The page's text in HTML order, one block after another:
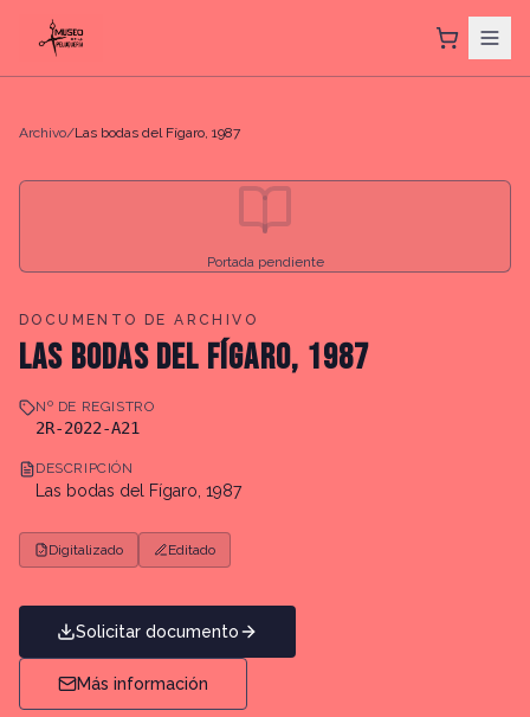
Archivo/Las bodas del Fígaro, 1987
Portada pendiente
DOCUMENTO DE ARCHIVO
LAS BODAS DEL FÍGARO, 1987
Nº DE REGISTRO
2R-2022-A21
DESCRIPCIÓN
Las bodas del Fígaro, 1987
Digitalizado Editado
Solicitar documento
Más información